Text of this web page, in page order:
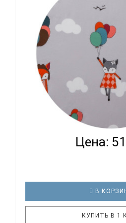
веселый рисунок, высокая
стиркам – очень
ВОМБАТИК CLASSIC
Цена:
В
КУПИТЬ В 1